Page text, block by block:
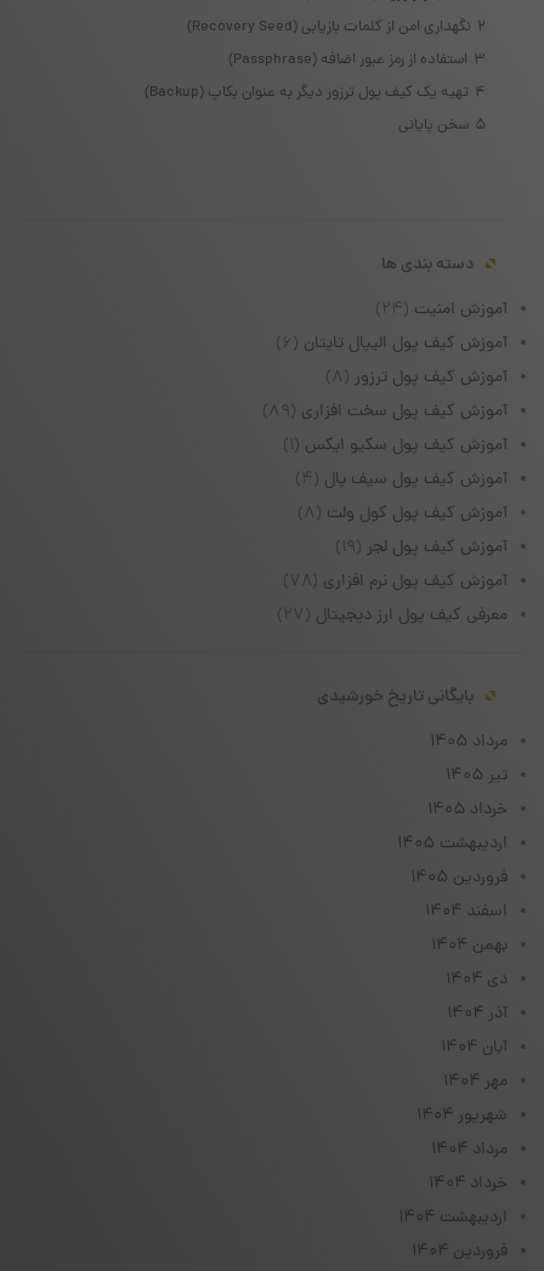
2 نگهداری امن از کلمات بازیابی (Recovery Seed)
3 استفاده از رمز عبور اضافه (Passphrase)
4 تهیه یک کیف پول ترزور دیگر به عنوان بکاپ (Backup)
5 سخن پایانی
دسته بندی ها
آموزش امنیت (۲۴)
آموزش کیف پول الیپال تایتان (۶)
آموزش کیف پول ترزور (۸)
آموزش کیف پول سخت افزاری (۸۹)
آموزش کیف پول سکیو ایکس (۱)
آموزش کیف پول سیف پال (۴)
آموزش کیف پول کول ولت (۸)
آموزش کیف پول لجر (۱۹)
آموزش کیف پول نرم افزاری (۷۸)
معرفی کیف پول ارز دیجیتال (۲۷)
بایگانی تاریخ خورشیدی
مرداد ۱۴۰۵
تیر ۱۴۰۵
خرداد ۱۴۰۵
اردیبهشت ۱۴۰۵
فروردین ۱۴۰۵
اسفند ۱۴۰۴
بهمن ۱۴۰۴
دی ۱۴۰۴
آذر ۱۴۰۴
آبان ۱۴۰۴
مهر ۱۴۰۴
شهریور ۱۴۰۴
مرداد ۱۴۰۴
خرداد ۱۴۰۴
اردیبهشت ۱۴۰۴
فروردین ۱۴۰۴